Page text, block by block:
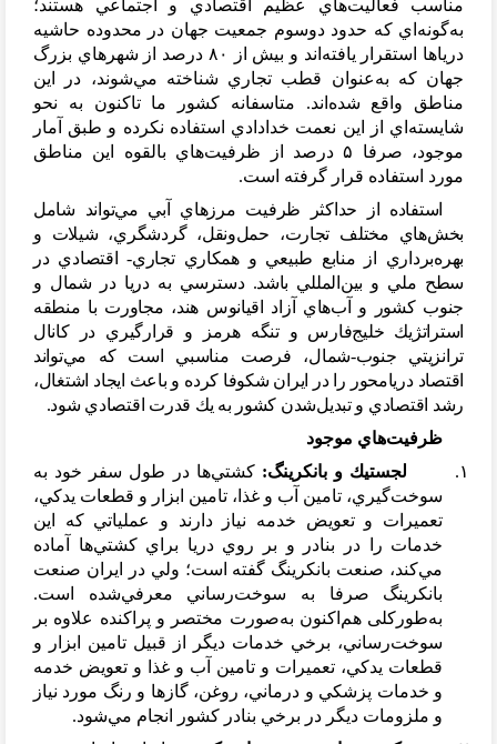
مناسب فعاليتهاي عظيم اقتصادي و اجتماعي هستند؛
بهگونه اي كه حدود دوسوم جمعيت جهان در محدوده حاشيه
درياها استقرار یافته
اند و بيش از ۸۰ درصد از شهرهاي بزرگ
جهان كه بهعنوان قطب تجاري شناخته ميشوند، در اين
مناطق واقع شده اند. متاسفانه كشور ما تاكنون به نحو
شايسته اي از اين نعمت خدادادي استفاده نكرده و طبق آمار
موجود، صرفا ۵ درصد از ظرفيت
هاي بالقوه اين مناطق
مورد استفاده قرار گرفته است.
استفاده از حداكثر ظرفيت مرزهاي آبي ميتواند شامل
بخشهاي مختلف تجارت، حملونقل، گردشگري، شيلات و
بهرهبرداري از منابع طبيعي و همكاري تجاري- اقتصادي در
سطح ملي و بين المللي باشد. دسترسي به دريا در شمال و
جنوب كشور و آبهاي آزاد اقيانوس هند، مجاورت با منطقه
استراتژيك خلیجفارس و تنگه هرمز و قرارگيري در كانال
ترانزيتي جنوب-شمال، فرصت مناسبي است كه ميتواند
اقتصاد دريامحور را در ايران شكوفا كرده و باعث ايجاد اشتغال،
رشد اقتصادي و تبدیلشدن كشور به يك قدرت اقتصادي شود.
ظرفيتهاي موجود
۱.
لجستيك و بانكرينگ:كشتيها در طول سفر خود به
سوختگيري، تامین آب و غذا، تامین ابزار و قطعات يدكي،
تعميرات و تعويض خدمه نياز دارند و عملياتي كه اين
خدمات را در بنادر و بر روي دريا براي كشتيها آماده
ميكند، صنعت بانكرينگ گفته است؛ ولي در ايران صنعت
بانكرينگ صرفا به سوخترساني معرفيشده است.
بهطورکلی هم اكنون بهصورت مختصر و پراكنده علاوه بر
سوخترساني، برخي خدمات ديگر از قبيل تامین ابزار و
قطعات يدكي، تعميرات و تامین آب و غذا و تعويض خدمه
و خدمات پزشكي و درماني، روغن، گازها و رنگ مورد نياز
و ملزومات ديگر در برخي بنادر كشور انجام ميشود.